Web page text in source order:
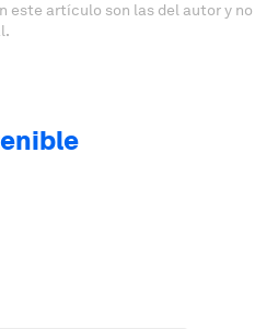
este artículo son las del autor y no